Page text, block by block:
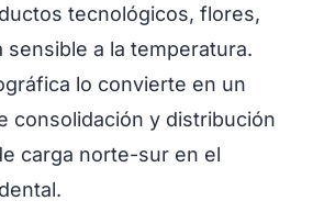
tecnológicos, flores,
sensible a la temperatura.
lo convierte en un
consolidación y distribución
carga norte-sur en el